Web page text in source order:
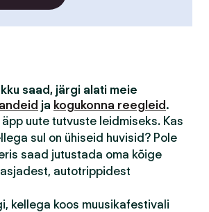
saad, järgi alati meie
ja kogukonna reegleid .
uute tutvuste leidmiseks. Kas
sul on ühiseid huvisid? Pole
saad jutustada oma kõige
autotrippidest
kellega koos muusikafestivali